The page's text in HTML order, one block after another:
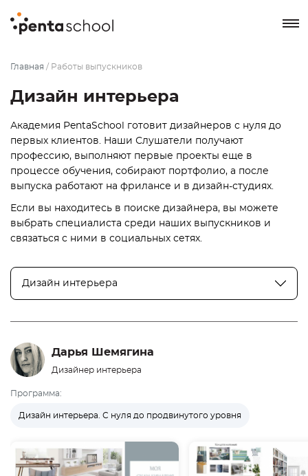
8 800 550-76-72
Заказать звонок
Главная / Работы выпускников
Дизайн интерьера
Академия PentaSchool готовит дизайнеров с нуля до
первых клиентов. Наши Слушатели получают
профессию, выполняют первые проекты еще в
процессе обучения, собирают портфолио, а после
выпуска работают на фрилансе и в дизайн-студиях.
Если вы находитесь в поиске дизайнера, вы можете
выбрать специалиста среди наших выпускников и
связаться с ними в социальных сетях.
Дизайн интерьера
Дарья Шемягина
Дизайнер интерьера
Программа:
Дизайн интерьера. С нуля до продвинутого уровня